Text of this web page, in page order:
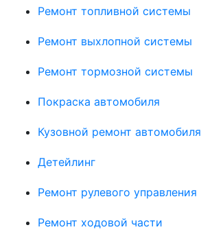
Ремонт топливной системы
Ремонт выхлопной системы
Ремонт тормозной системы
Покраска автомобиля
Кузовной ремонт автомобиля
Детейлинг
Ремонт рулевого управления
Ремонт ходовой части